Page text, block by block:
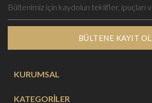
BÜLTENE KAYIT OL
KURUMSAL
KATEGORİLER